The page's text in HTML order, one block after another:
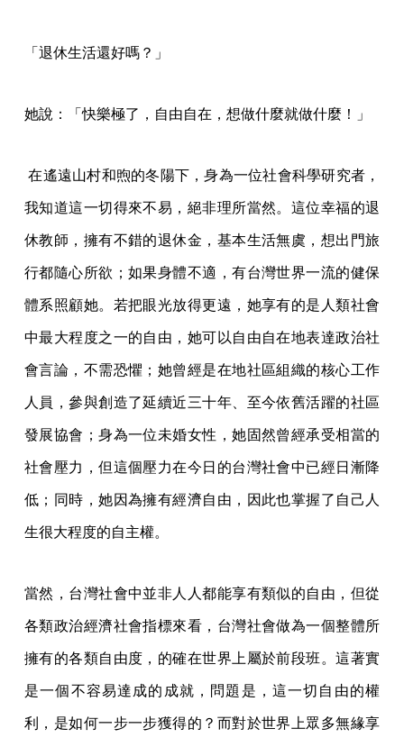
「退休生活還好嗎？」
她說：「快樂極了，自由自在，想做什麼就做什麼！」
在遙遠山村和煦的冬陽下，身為一位社會科學研究者，
我知道這一切得來不易，絕非理所當然。這位幸福的退
休教師，擁有不錯的退休金，基本生活無虞，想出門旅
行都隨心所欲；如果身體不適，有台灣世界一流的健保
體系照顧她。若把眼光放得更遠，她享有的是人類社會
中最大程度之一的自由，她可以自由自在地表達政治社
會言論，不需恐懼；她曾經是在地社區組織的核心工作
人員，參與創造了延續近三十年、至今依舊活躍的社區
發展協會；身為一位未婚女性，她固然曾經承受相當的
社會壓力，但這個壓力在今日的台灣社會中已經日漸降
低；同時，她因為擁有經濟自由，因此也掌握了自己人
生很大程度的自主權。
當然，台灣社會中並非人人都能享有類似的自由，但從
各類政治經濟社會指標來看，台灣社會做為一個整體所
擁有的各類自由度，的確在世界上屬於前段班。這著實
是一個不容易達成的成就，問題是，這一切自由的權
利，是如何一步一步獲得的？而對於世界上眾多無緣享